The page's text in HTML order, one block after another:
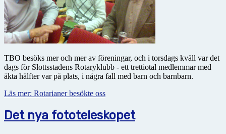
TBO besöks mer och mer av föreningar, och i torsdags kväll var det
dags för Slottsstadens Rotaryklubb - ett trettiotal medlemmar med
äkta hälfter var på plats, i några fall med barn och barnbarn.
Läs mer: Rotarianer besökte oss
Det nya fototeleskopet